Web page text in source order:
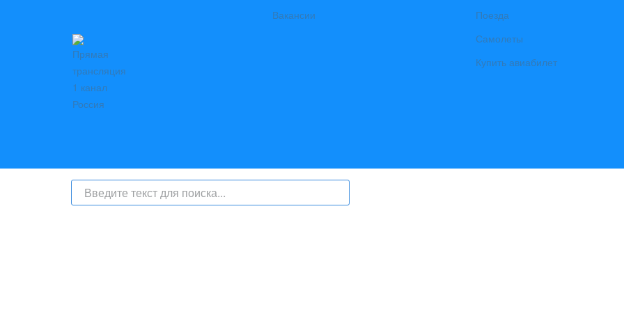
Вакансии
Поезда
Самолеты
Купить авиабилет